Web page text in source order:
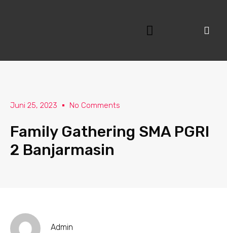
Juni 25, 2023 No Comments
Family Gathering SMA PGRI
2 Banjarmasin
Admin